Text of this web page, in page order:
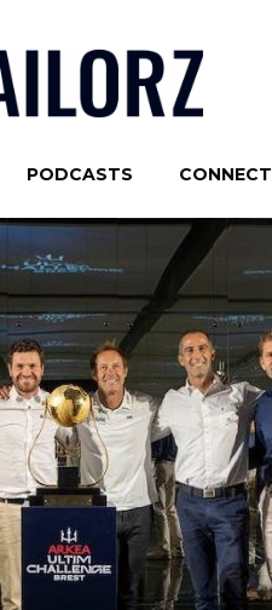
PODCASTS CONNECT